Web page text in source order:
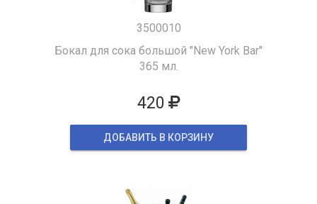
3500010
Бокал для сока большой "New York Bar"
365 мл.
420
ДОБАВИТЬ В КОРЗИНУ